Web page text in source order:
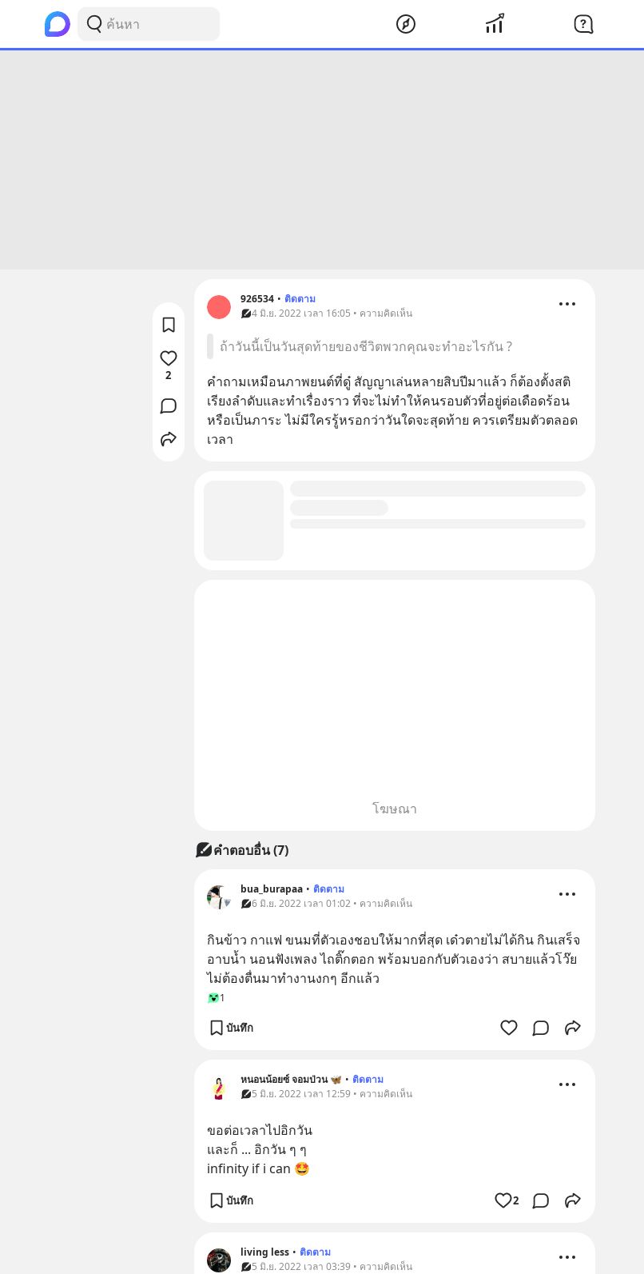
926534 • ติดตาม
4 มิ.ย. 2022 เวลา 16:05 • ความคิดเห็น
ถ้าวันนี้เป็นวันสุดท้ายของชีวิตพวกคุณจะทำอะไรกัน ?
คำถามเหมือนภาพยนต์ที่ดู๋ สัญญาเล่นหลายสิบปีมาแล้ว ก็ต้องตั้งสติ
เรียงลำดับและทำเรื่องราว ที่จะไม่ทำให้คนรอบตัวที่อยู่ต่อเดือดร้อน
หรือเป็นภาระ ไม่มีใครรู้หรอกว่าวันใดจะสุดท้าย ควรเตรียมตัวตลอด
เวลา
2
โฆษณา
คำตอบอื่น(7)
bua_burapaa • ติดตาม
6 มิ.ย. 2022 เวลา 01:02 • ความคิดเห็น
กินข้าว กาแฟ ขนมที่ตัวเองชอบให้มากที่สุด เด๋วตายไม่ได้กิน กินเสร็จ
อาบน้ำ นอนฟังเพลง ไถติ๊กตอก พร้อมบอกกับตัวเองว่า สบายแล้วโว๊ย
ไม่ต้องตื่นมาทำงานงกๆ อีกแล้ว
1
บันทึก
หนอนน้อยซ์ จอมป่วน 🦋 • ติดตาม
5 มิ.ย. 2022 เวลา 12:59 • ความคิดเห็น
ขอต่อเวลาไปอิกวัน
และก็ ... อิกวัน ๆ ๆ
infinity if i can 🤩
บันทึก 2
living less • ติดตาม
5 มิ.ย. 2022 เวลา 03:39 • ความคิดเห็น